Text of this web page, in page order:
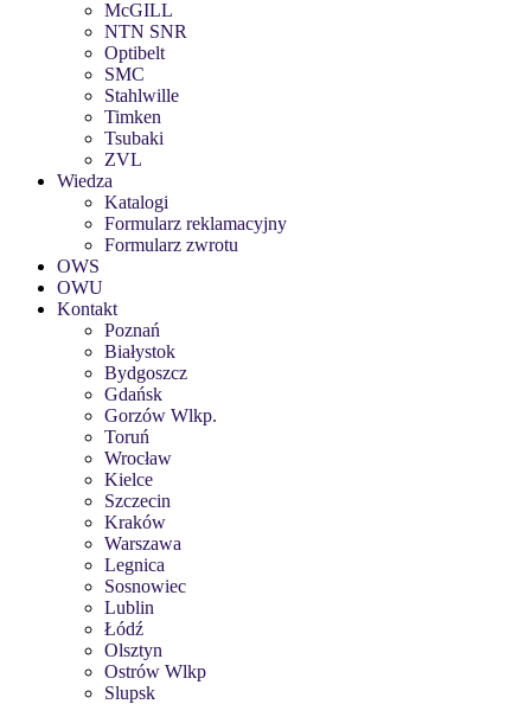
McGILL
NTN SNR
Optibelt
SMC
Stahlwille
Timken
Tsubaki
ZVL
Wiedza
Katalogi
Formularz reklamacyjny
Formularz zwrotu
OWS
OWU
Kontakt
Poznań
Białystok
Bydgoszcz
Gdańsk
Gorzów Wlkp.
Toruń
Wrocław
Kielce
Szczecin
Kraków
Warszawa
Legnica
Sosnowiec
Lublin
Łódź
Olsztyn
Ostrów Wlkp
Slupsk